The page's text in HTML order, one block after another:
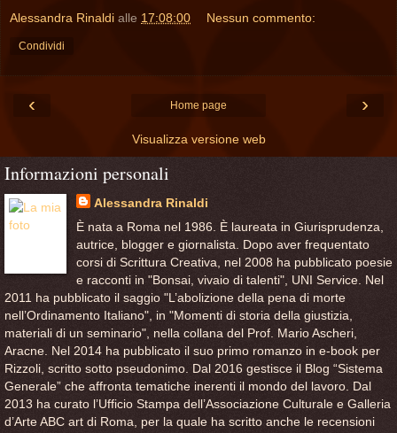
Alessandra Rinaldi alle 17:08:00 Nessun commento:
Condividi
‹ ›
Home page
Visualizza versione web
Informazioni personali
Alessandra Rinaldi
È nata a Roma nel 1986. È laureata in Giurisprudenza,
autrice, blogger e giornalista. Dopo aver frequentato
corsi di Scrittura Creativa, nel 2008 ha pubblicato poesie
e racconti in "Bonsai, vivaio di talenti", UNI Service. Nel
2011 ha pubblicato il saggio "L’abolizione della pena di morte
nell’Ordinamento Italiano", in "Momenti di storia della giustizia,
materiali di un seminario", nella collana del Prof. Mario Ascheri,
Aracne. Nel 2014 ha pubblicato il suo primo romanzo in e-book per
Rizzoli, scritto sotto pseudonimo. Dal 2016 gestisce il Blog “Sistema
Generale” che affronta tematiche inerenti il mondo del lavoro. Dal
2013 ha curato l’Ufficio Stampa dell’Associazione Culturale e Galleria
d’Arte ABC art di Roma, per la quale ha scritto anche le recensioni